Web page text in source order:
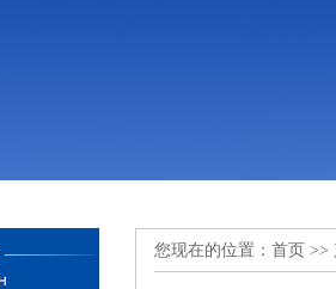
您现在的位置： 首页 >>